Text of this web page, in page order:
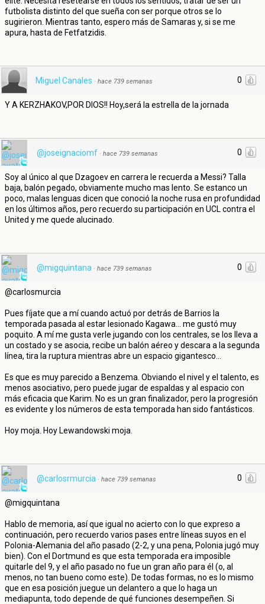
futbolista distinto del que sueña con ser porque otros se lo
sugirieron. Mientras tanto, espero más de Samaras y, si se me
apura, hasta de Fetfatzidis.
0
Miguel Canales · hace 739 semanas
Y A KERZHAKOV,POR DIOS!! Hoy,será la estrella de la jornada
0
@joseignaciomf · hace 739 semanas
Soy al único al que Dzagoev en carrera le recuerda a Messi? Talla
baja, balón pegado, obviamente mucho mas lento. Se estanco un
poco, malas lenguas dicen que conoció la noche rusa en profundidad
en los últimos años, pero recuerdo su participación en UCL contra el
United y me quede alucinado.
0
@migquintana · hace 739 semanas
@carlosmurcia
Pues fíjate que a mí cuando actuó por detrás de Barrios la
temporada pasada al estar lesionado Kagawa... me gustó muy
poquito. A mí me gusta verle jugando con los centrales, se los lleva a
un costado y se asocia, recibe un balón aéreo y descara a la segunda
línea, tira la ruptura mientras abre un espacio gigantesco...
Es que es muy parecido a Benzema. Obviando el nivel y el talento, es
menos asociativo, pero puede jugar de espaldas y al espacio con
más eficacia que Karim. No es un gran finalizador, pero la progresión
es evidente y los números de esta temporada han sido fantásticos.
Hoy moja. Hoy Lewandowski moja.
0
@carlosrmurcia · hace 739 semanas
@migquintana
Hablo de memoria, así que igual no acierto con lo que expreso a
continuación, pero recuerdo varios pases entre líneas suyos en el
Polonia-Alemania del año pasado (2-2, y una pena, Polonia jugó muy
bien). Con el Dortmund es que esta temporada era imposible
quitarle del 9, y el año pasado no fue un gran año para él (o, al
menos, no tan bueno como este). De todas formas, no es lo mismo
que en esa posición juegue un delantero a que lo haga un
mediapunta, todo depende de qué funciones desempeñen. Si